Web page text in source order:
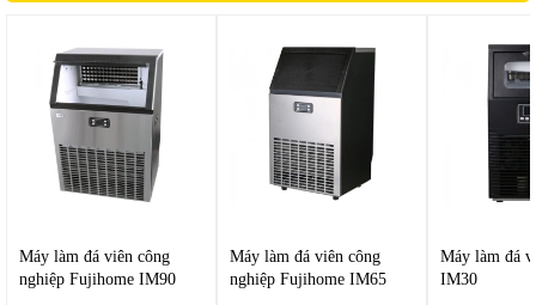
khô da
Điểm nổi bật của Fujihome AC-1000B nằm ở công nghệ làm
mát bằng hơi nước (air cooler). Thay vì sử dụng gas lạnh
như điều hòa, thiết bị hoạt động dựa trên nguyên lý bay hơi
nước tự nhiên.
So với điều hòa nhiệt độ,
quạt tháp điều khiển từ xa
này
phí tiền điện hàng tháng.
Máy làm đá viên công
nghiệp Fujihome IM90
Máy làm đá viên công
nghiệp Fujihome IM65
Máy làm đá
IM30